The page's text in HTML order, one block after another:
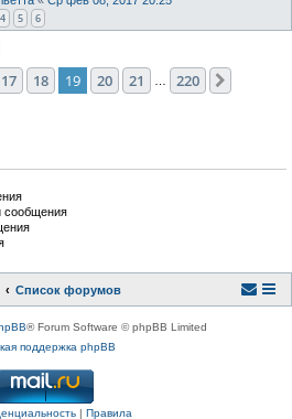
4 5 6
17 18 19 20 21 220
сообщения
Список форумов
® Forum Software © phpBB Limited
поддержка phpBB
| Правила